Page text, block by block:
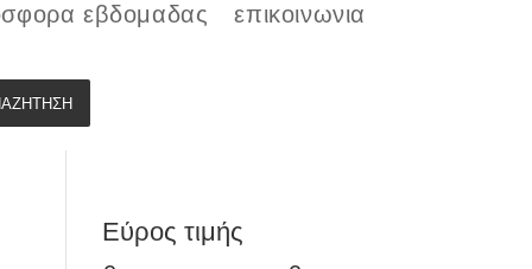
εβδομαδας επικοινωνια
Εύρος τιμής